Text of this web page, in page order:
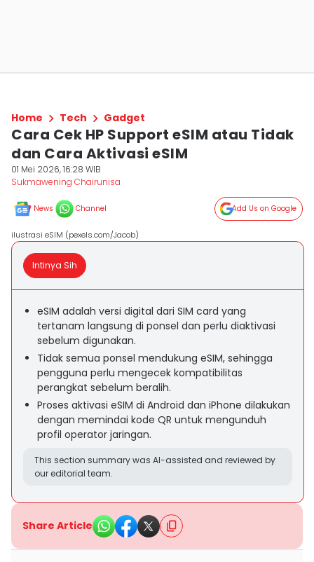
Home Tech Gadget
Cara Cek HP Support eSIM atau Tidak
dan Cara Aktivasi eSIM
01 Mei 2026, 16:28 WIB
Sukmawening Chairunisa
News Channel Add Us on Google
ilustrasi eSIM (pexels.com/Jacob)
Intinya Sih
eSIM adalah versi digital dari SIM card yang
tertanam langsung di ponsel dan perlu diaktivasi
sebelum digunakan.
Tidak semua ponsel mendukung eSIM, sehingga
pengguna perlu mengecek kompatibilitas
perangkat sebelum beralih.
Proses aktivasi eSIM di Android dan iPhone dilakukan
dengan memindai kode QR untuk mengunduh
profil operator jaringan.
This section summary was AI-assisted and reviewed by
our editorial team.
Share Article